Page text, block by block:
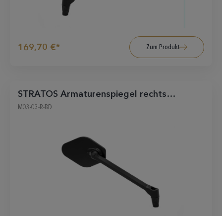
169,70 €* Zum Produkt
STRATOS Armaturenspiegel rechts
schwarz-matt
M03-03-R-BD